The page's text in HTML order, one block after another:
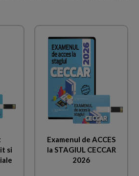
si
Examenul de ACCES
la STAGIUL CECCAR
2026